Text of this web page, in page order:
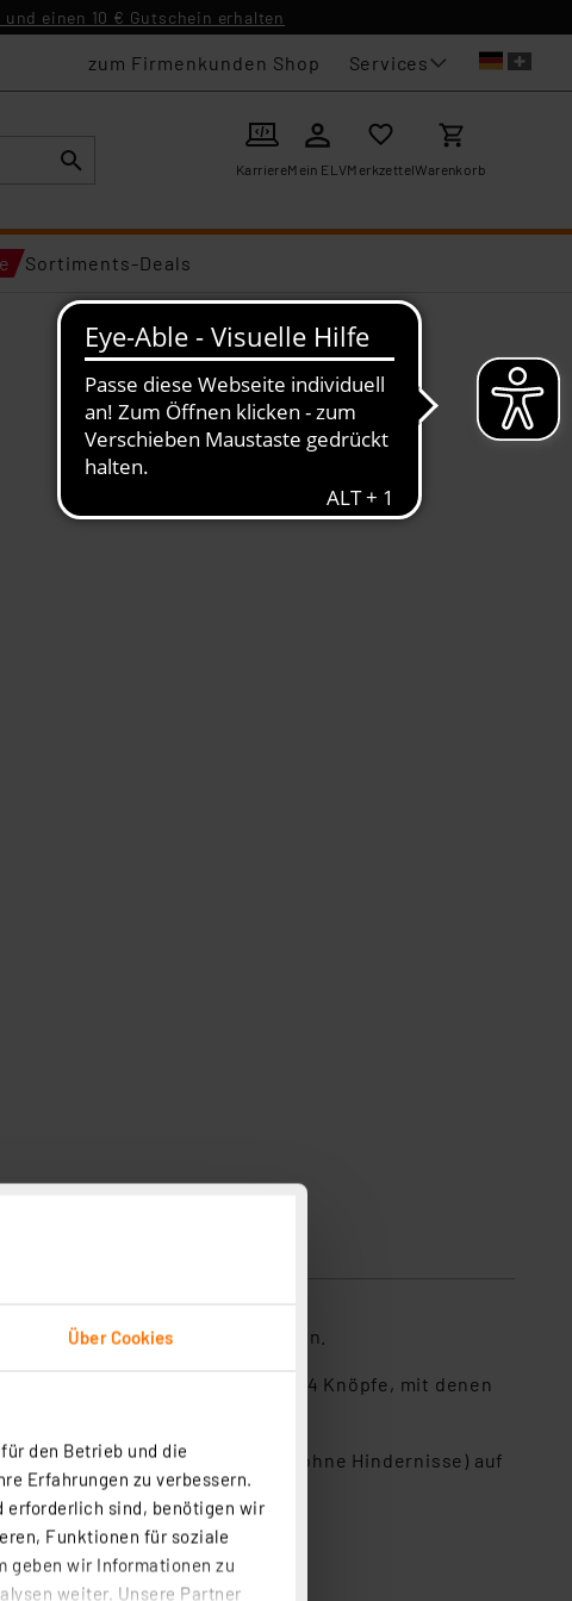
Über Cookies
den Betrieb und die
Erfahrungen zu verbessern.
erforderlich sind, benötigen wir
Funktionen für soziale
geben wir Informationen zu
weiter. Unsere Partner
einen 10 € Gutschein erhalten
zum Firmenkunden Shop Services
KarriereMein ELVMerkzettelWarenkorb
Sortiments-Deals
vom PC aus vorzunehmen.
aus. Am Gerät befinden sich 4 Knöpfe, mit denen
den Fernzugriff (bis zu 10 m ohne Hindernisse) auf
Schnittstelle nutzbar